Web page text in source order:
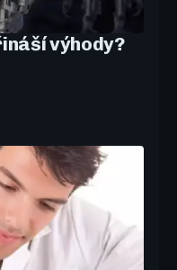
výhody?